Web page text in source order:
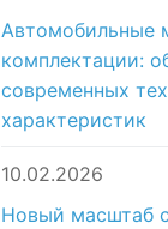
Автомобильные
комплектации:
современных
характеристик
10.02.2026
Новый масштаб